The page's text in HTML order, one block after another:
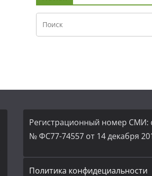
Регистрационный номер СМИ:
№ ФС77-74557 от 14 декабря
Политика конфидециальности